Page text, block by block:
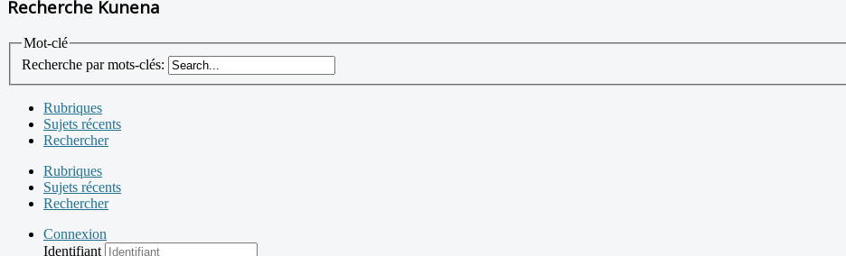
Recherche Kunena
Mot-clé
Recherche par mots-clés:
Rubriques
Sujets récents
Rechercher
Rubriques
Sujets récents
Rechercher
Connexion
Identifiant